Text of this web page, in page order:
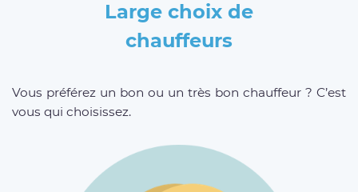
Large choix de
chauffeurs
Vous préférez un bon ou un très bon chauffeur ? C’est
vous qui choisissez.